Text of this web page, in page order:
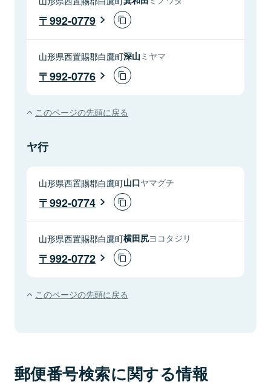
992-0779
山形県西置賜郡白鷹町深山 ミヤマ
992-0776
このページの先頭に戻る
ヤ行
山形県西置賜郡白鷹町山口ヤマグチ
992-0774
山形県西置賜郡白鷹町横田尻ヨコタジリ
992-0772
このページの先頭に戻る
郵便番号検索に関する情報